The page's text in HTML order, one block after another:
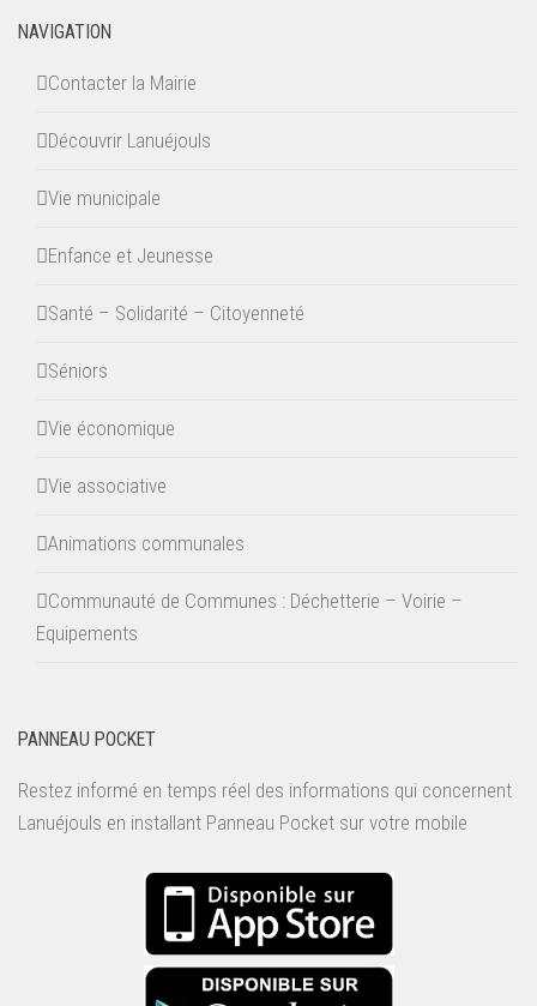
NAVIGATION
Contacter la Mairie
Découvrir Lanuéjouls
Vie municipale
Enfance et Jeunesse
Santé – Solidarité – Citoyenneté
Séniors
Vie économique
Vie associative
Animations communales
Communauté de Communes : Déchetterie – Voirie –
Equipements
PANNEAU POCKET
Restez informé en temps réel des informations qui concernent
Lanuéjouls en installant Panneau Pocket sur votre mobile